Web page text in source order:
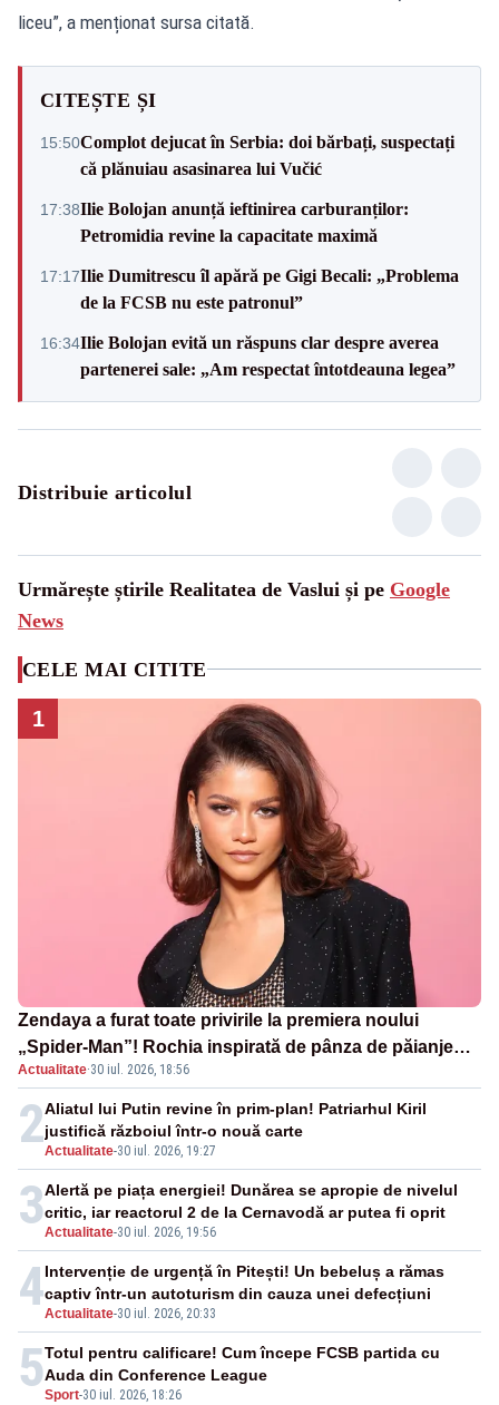
liceu”, a menționat sursa citată.
CITEȘTE ȘI
15:50Complot dejucat în Serbia: doi bărbați, suspectați
că plănuiau asasinarea lui Vučić
17:38Ilie Bolojan anunță ieftinirea carburanților:
Petromidia revine la capacitate maximă
17:17Ilie Dumitrescu îl apără pe Gigi Becali: „Problema
de la FCSB nu este patronul”
16:34Ilie Bolojan evită un răspuns clar despre averea
partenerei sale: „Am respectat întotdeauna legea”
Distribuie articolul
Urmărește știrile Realitatea de Vaslui și pe Google
News
CELE MAI CITITE
1
Zendaya a furat toate privirile la premiera noului
„Spider-Man”! Rochia inspirată de pânza de păianjen a
făcut senzație
Actualitate·30 iul. 2026, 18:56
2Actualitate-30 iul. 2026, 19:27
Aliatul lui Putin revine în prim-plan! Patriarhul Kiril
justifică războiul într-o nouă carte
3Actualitate-30 iul. 2026, 19:56
Alertă pe piața energiei! Dunărea se apropie de nivelul
critic, iar reactorul 2 de la Cernavodă ar putea fi oprit
4Actualitate-30 iul. 2026, 20:33
Intervenție de urgență în Pitești! Un bebeluș a rămas
captiv într-un autoturism din cauza unei defecțiuni
5Sport-30 iul. 2026, 18:26
Totul pentru calificare! Cum începe FCSB partida cu
Auda din Conference League